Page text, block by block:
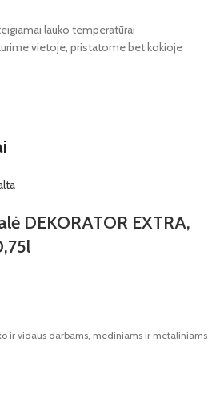
lauko temperatūrai
vietoje, pristatome bet kokioje
DEKORATOR EXTRA,
ir vidaus darbams, mediniams ir metaliniams